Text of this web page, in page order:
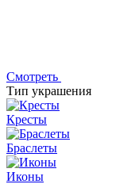
Смотреть
Тип украшения
Кресты
Браслеты
Иконы